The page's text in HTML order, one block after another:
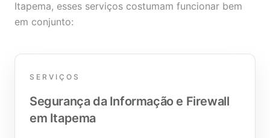
Itapema, esses serviços costumam funcionar bem
em conjunto:
SERVIÇOS
Segurança da Informação e Firewall
em Itapema